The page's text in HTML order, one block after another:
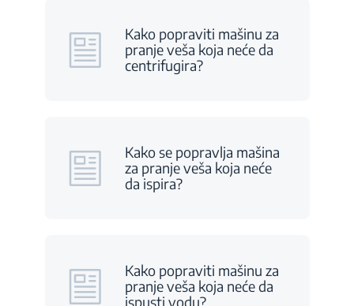
Kako popraviti mašinu za
pranje veša koja neće da
centrifugira?
Kako se popravlja mašina
za pranje veša koja neće
da ispira?
Kako popraviti mašinu za
pranje veša koja neće da
ispusti vodu?